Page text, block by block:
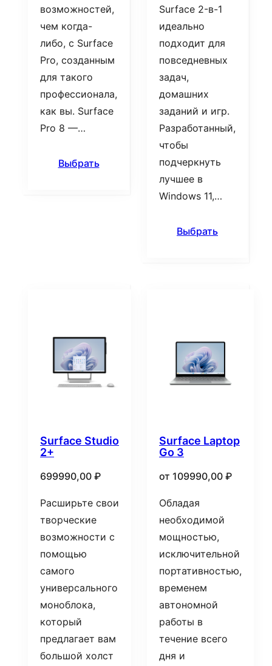
возможностей,
чем когда-
либо, с Surface
Pro, созданным
для такого
профессионала,
как вы. Surface
Pro 8 —…
Выбрать
Surface 2-в-1
идеально
подходит для
повседневных
задач,
домашних
заданий и игр.
Разработанный,
чтобы
подчеркнуть
лучшее в
Windows 11,…
Выбрать
Surface Studio
2+
699990,00 ₽
Расширьте свои
творческие
возможности с
помощью
самого
универсального
моноблока,
который
предлагает вам
большой холст
Surface Laptop
Go 3
от 109990,00 ₽
Обладая
необходимой
мощностью,
исключительной
портативностью,
временем
автономной
работы в
течение всего
дня и